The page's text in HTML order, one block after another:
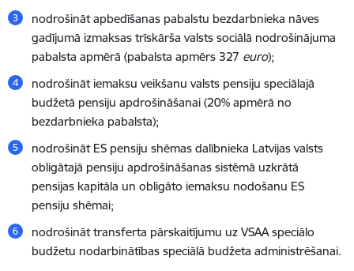
nodrošināt apbedīšanas pabalstu bezdarbnieka nāves
gadījumā izmaksas trīskārša valsts sociālā nodrošinājuma
pabalsta apmērā (pabalsta apmērs 327 euro);
nodrošināt iemaksu veikšanu valsts pensiju speciālajā
budžetā pensiju apdrošināšanai (20% apmērā no
bezdarbnieka pabalsta);
nodrošināt ES pensiju shēmas dalībnieka Latvijas valsts
obligātajā pensiju apdrošināšanas sistēmā uzkrātā
pensijas kapitāla un obligāto iemaksu nodošanu ES
pensiju shēmai;
nodrošināt transferta pārskaitījumu uz VSAA speciālo
budžetu nodarbinātības speciālā budžeta administrēšanai.